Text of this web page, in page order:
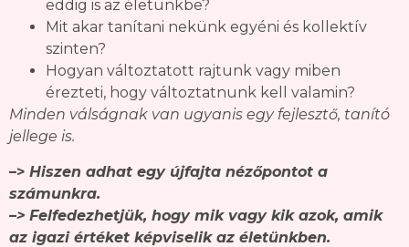
eddig is az életünkbe?
Mit akar tanítani nekünk egyéni és kollektív
szinten?
Hogyan változtatott rajtunk vagy miben
érezteti, hogy változtatnunk kell valamin?
Minden válságnak van ugyanis egy fejlesztő, tanító
jellege is.
–> Hiszen adhat egy újfajta nézőpontot a
számunkra.
–> Felfedezhetjük, hogy mik vagy kik azok, amik
az igazi értéket képviselik az életünkben.